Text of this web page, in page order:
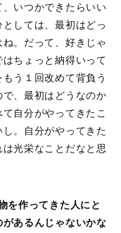
いつかできたらいい
しては、最初はどっ
。だって、好きじゃ
ちょっと納得いって
う１回改めて背負う
、最初はどうなのか
自分がやってきたこ
。自分がやってきた
光栄なことだなと思
を作ってきた人にと
あるんじゃないかな